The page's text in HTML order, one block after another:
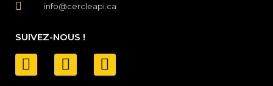
info@cercleapi.ca
SUIVEZ-NOUS !